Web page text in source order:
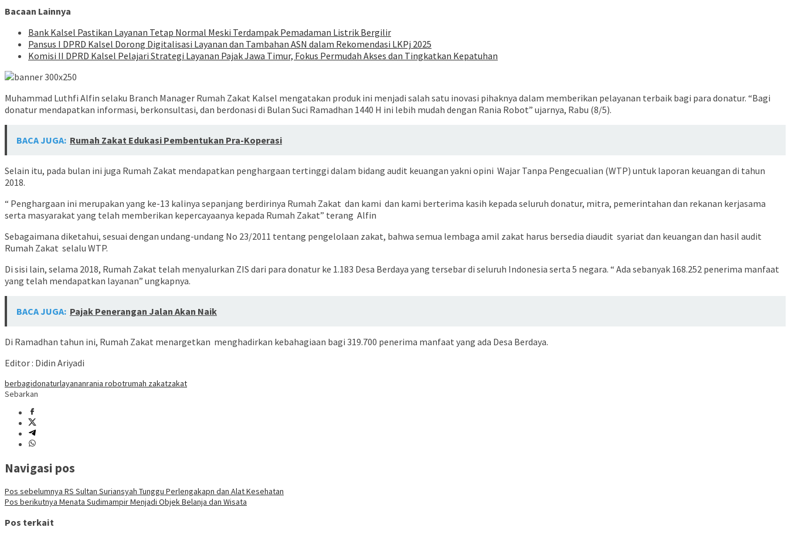
Bacaan Lainnya
Bank Kalsel Pastikan Layanan Tetap Normal Meski Terdampak Pemadaman Listrik Bergilir
Pansus I DPRD Kalsel Dorong Digitalisasi Layanan dan Tambahan ASN dalam Rekomendasi LKPj 2025
Komisi II DPRD Kalsel Pelajari Strategi Layanan Pajak Jawa Timur, Fokus Permudah Akses dan Tingkatkan Kepatuhan
Muhammad Luthfi Alfin selaku Branch Manager Rumah Zakat Kalsel mengatakan produk ini menjadi salah satu inovasi pihaknya dalam memberikan pelayanan terbaik bagi para donatur. “Bagi
donatur mendapatkan informasi, berkonsultasi, dan berdonasi di Bulan Suci Ramadhan 1440 H ini lebih mudah dengan Rania Robot” ujarnya, Rabu (8/5).
BACA JUGA: Rumah Zakat Edukasi Pembentukan Pra-Koperasi
Selain itu, pada bulan ini juga Rumah Zakat mendapatkan penghargaan tertinggi dalam bidang audit keuangan yakni opini Wajar Tanpa Pengecualian (WTP) untuk laporan keuangan di tahun
2018.
“ Penghargaan ini merupakan yang ke-13 kalinya sepanjang berdirinya Rumah Zakat dan kami dan kami berterima kasih kepada seluruh donatur, mitra, pemerintahan dan rekanan kerjasama
serta masyarakat yang telah memberikan kepercayaanya kepada Rumah Zakat” terang Alfin
Sebagaimana diketahui, sesuai dengan undang-undang No 23/2011 tentang pengelolaan zakat, bahwa semua lembaga amil zakat harus bersedia diaudit syariat dan keuangan dan hasil audit
Rumah Zakat selalu WTP.
Di sisi lain, selama 2018, Rumah Zakat telah menyalurkan ZIS dari para donatur ke 1.183 Desa Berdaya yang tersebar di seluruh Indonesia serta 5 negara. “ Ada sebanyak 168.252 penerima manfaat
yang telah mendapatkan layanan” ungkapnya.
BACA JUGA: Pajak Penerangan Jalan Akan Naik
Di Ramadhan tahun ini, Rumah Zakat menargetkan menghadirkan kebahagiaan bagi 319.700 penerima manfaat yang ada Desa Berdaya.
Editor : Didin Ariyadi
berbagidonaturlayananrania robotrumah zakatzakat
Sebarkan
Navigasi pos
Pos sebelumnya RS Sultan Suriansyah Tunggu Perlengakapn dan Alat Kesehatan
Pos berikutnya Menata Sudimampir Menjadi Objek Belanja dan Wisata
Pos terkait